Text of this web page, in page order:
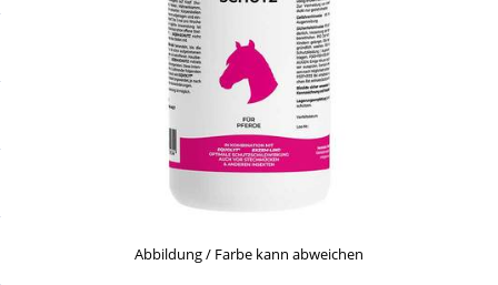
Täglich gut versorgt
Körperpflege & Kosmetik
NahrungsergänzungAbbildung / Farbe kann abweichen